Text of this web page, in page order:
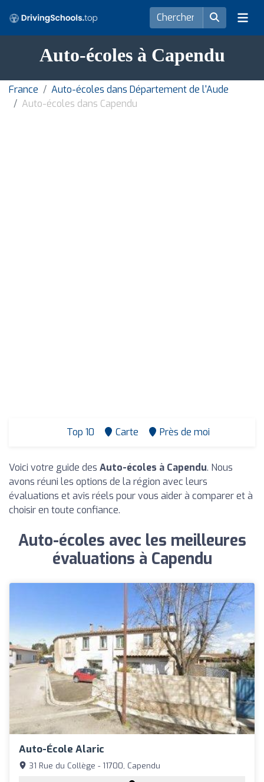
Auto-écoles à Capendu
France
Auto-écoles dans Département de l'Aude
Auto-écoles dans Capendu
Top 10 Carte Près de moi
Voici votre guide des Auto-écoles à Capendu. Nous
avons réuni les options de la région avec leurs
évaluations et avis réels pour vous aider à comparer et à
choisir en toute confiance.
Auto-écoles avec les meilleures
évaluations à Capendu
Auto-École Alaric
31 Rue du Collège - 11700, Capendu